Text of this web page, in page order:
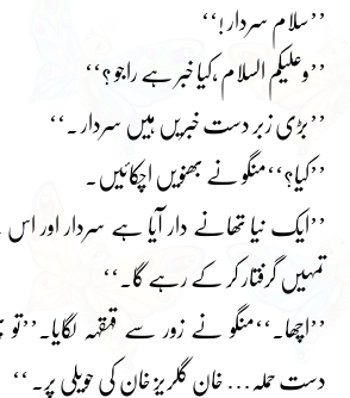
’’سلام سردار !‘‘
’’وعلیکم السلام ،کیا خبر ہے راجو ؟‘‘
’’بڑی زبر دست خبریں ہیں سردار ۔‘‘
’’کیا؟‘‘منگو نے بھنویں اچکائیں۔
’’ایک نیا تھانے دار آیا ہے سردار اور
تمہیں گرفتار کر کے رہے گا۔‘‘
’’اچھا۔‘‘منگو نے زور سے قہقہہ
دست حملہ… خان گلریز خان کی حویلی پر۔ ‘‘